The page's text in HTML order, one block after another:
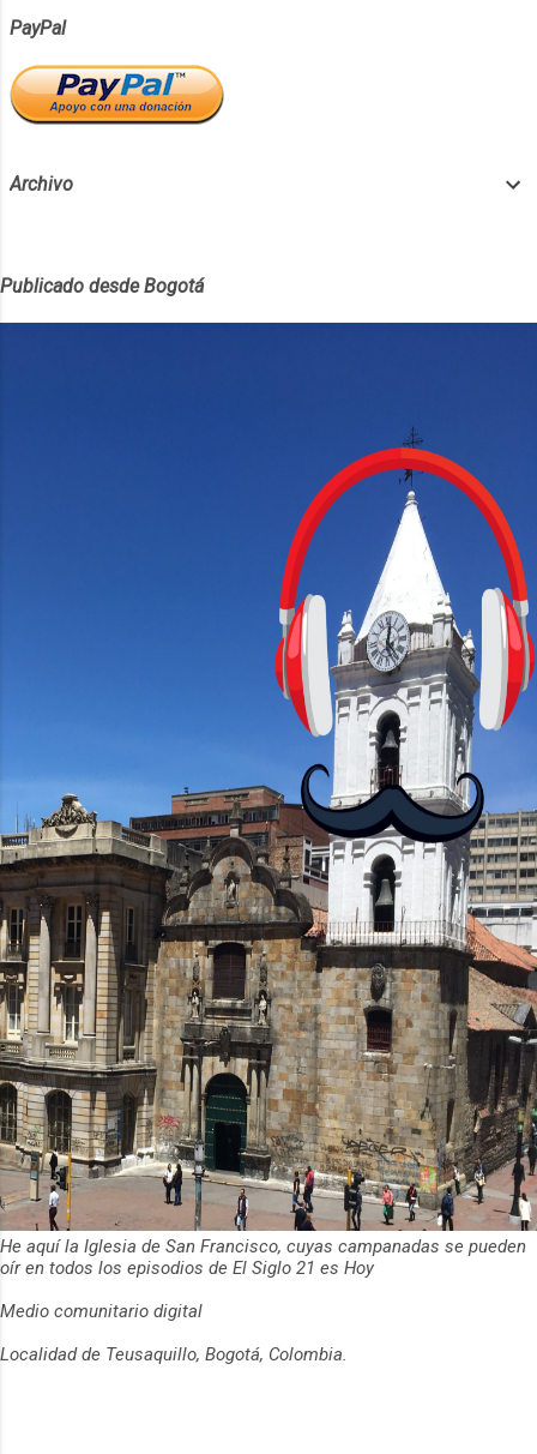
PayPal
Archivo
Publicado desde Bogotá
He aquí la Iglesia de San Francisco, cuyas campanadas se pueden
oír en todos los episodios de El Siglo 21 es Hoy
Medio comunitario digital
Localidad de Teusaquillo, Bogotá, Colombia.